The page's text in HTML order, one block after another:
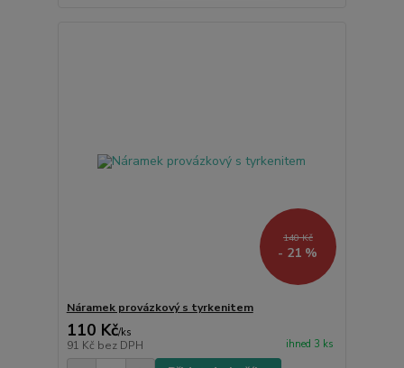
140 Kč
- 21 %
Náramek provázkový s tyrkenitem
110 Kč/ks
91 Kč bez DPH ihned 3 ks